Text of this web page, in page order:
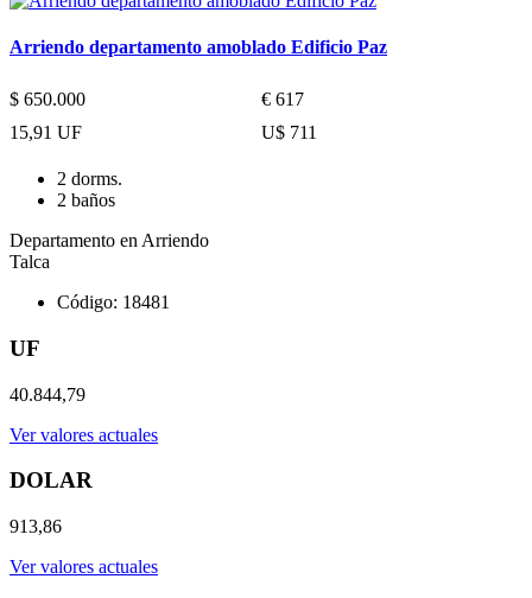
Arriendo departamento amoblado Edificio Paz
$ 650.000
€ 617
15,91 UF
U$ 711
2 dorms.
2 baños
Departamento en Arriendo
Talca
Código: 18481
UF
40.844,79
Ver valores actuales
DOLAR
913,86
Ver valores actuales